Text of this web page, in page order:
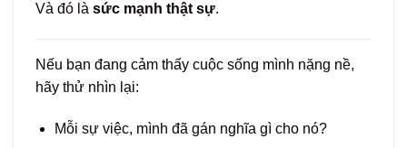
Và đó là sức mạnh thật sự.
Nếu bạn đang cảm thấy cuộc sống mình nặng nề,
hãy thử nhìn lại:
Mỗi sự việc, mình đã gán nghĩa gì cho nó?